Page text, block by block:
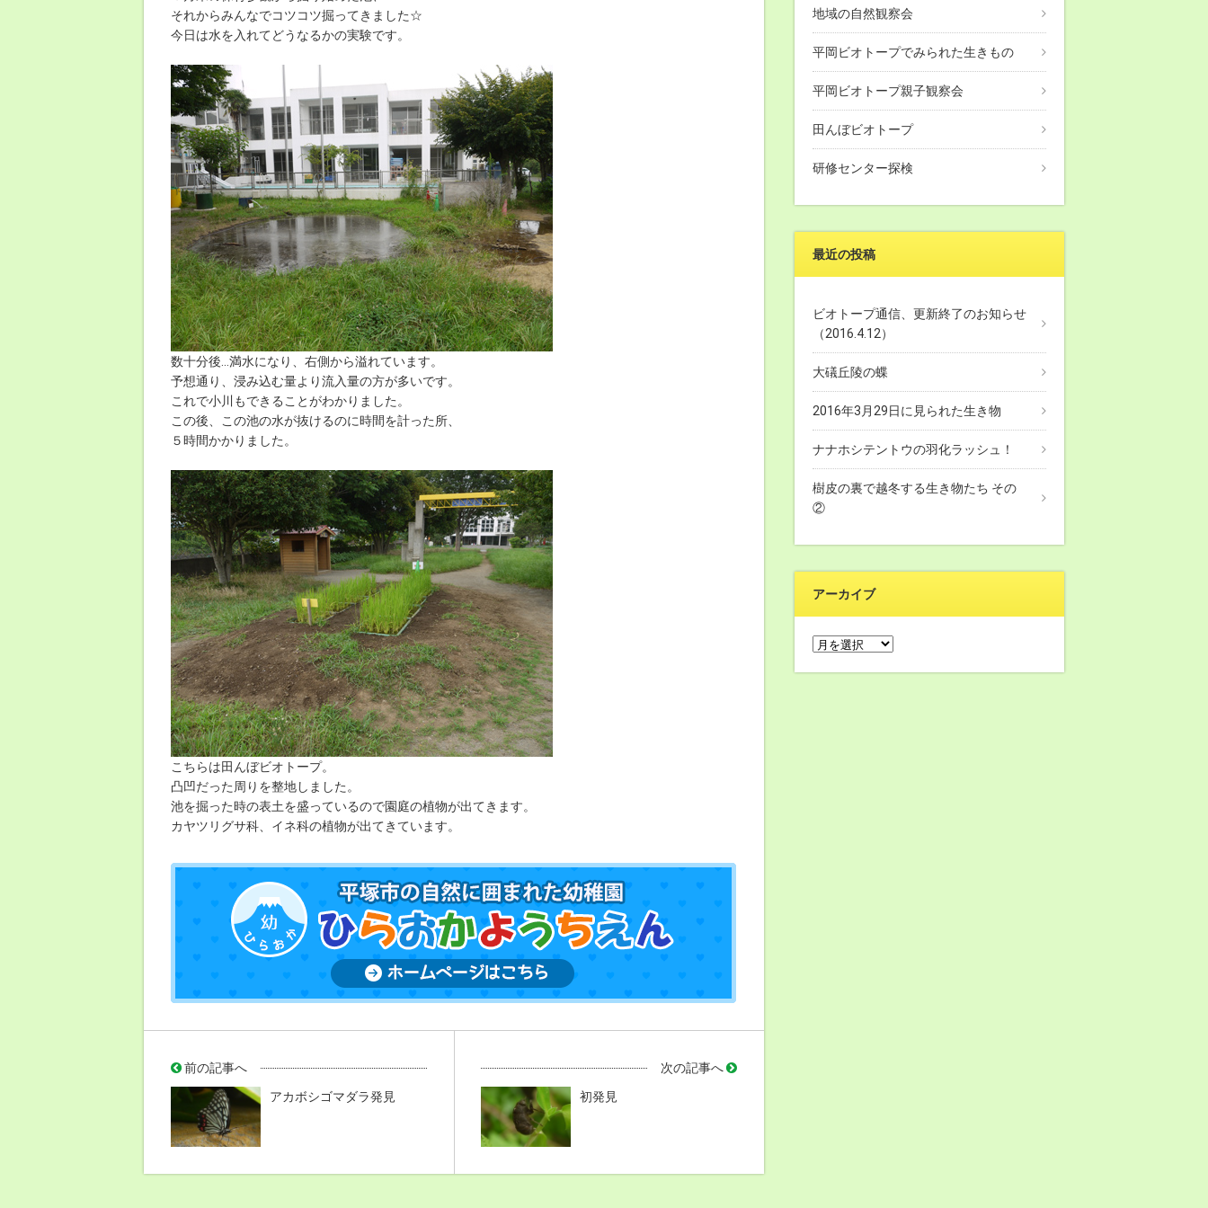
それからみんなでコツコツ掘ってきました☆
今日は水を入れてどうなるかの実験です。
数十分後…満水になり、右側から溢れています。
予想通り、浸み込む量より流入量の方が多いです。
これで小川もできることがわかりました。
この後、この池の水が抜けるのに時間を計った所、
５時間かかりました。
こちらは田んぼビオトープ。
凸凹だった周りを整地しました。
池を掘った時の表土を盛っているので園庭の植物が出てきます。
カヤツリグサ科、イネ科の植物が出てきています。
前の記事へ
アカボシゴマダラ発見
次の記事へ
初発見
地域の自然観察会
平岡ビオトープでみられた生きもの
平岡ビオトープ親子観察会
田んぼビオトープ
研修センター探検
最近の投稿
ビオトープ通信、更新終了のお知らせ
（2016.4.12）
大礒丘陵の蝶
2016年3月29日に見られた生き物
ナナホシテントウの羽化ラッシュ！
樹皮の裏で越冬する生き物たち その
②
アーカイブ